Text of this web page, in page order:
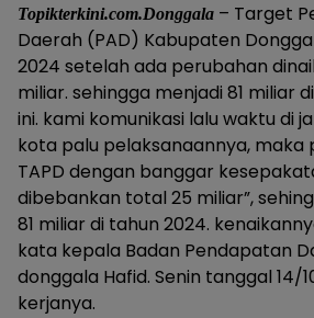
Topikterkini.com.Donggala – Target
Daerah (PAD) Kabupaten
2024 setelah ada perubahan
miliar. sehingga menjadi 81 miliar
ini. kami komunikasi lalu waktu di
kota palu pelaksanaannya, maka
TAPD dengan banggar
dibebankan total 25 miliar”,
81 miliar di tahun 2024.
kata kepala Badan Pendapatan
donggala Hafid. Senin tanggal 14/
kerjanya.